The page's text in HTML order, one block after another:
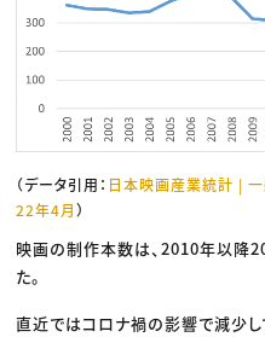
（データ引用： 日本映画産業統計 |
22年4月）
映画の制作本数は、2010年以降
た。
直近ではコロナ禍の影響で減少